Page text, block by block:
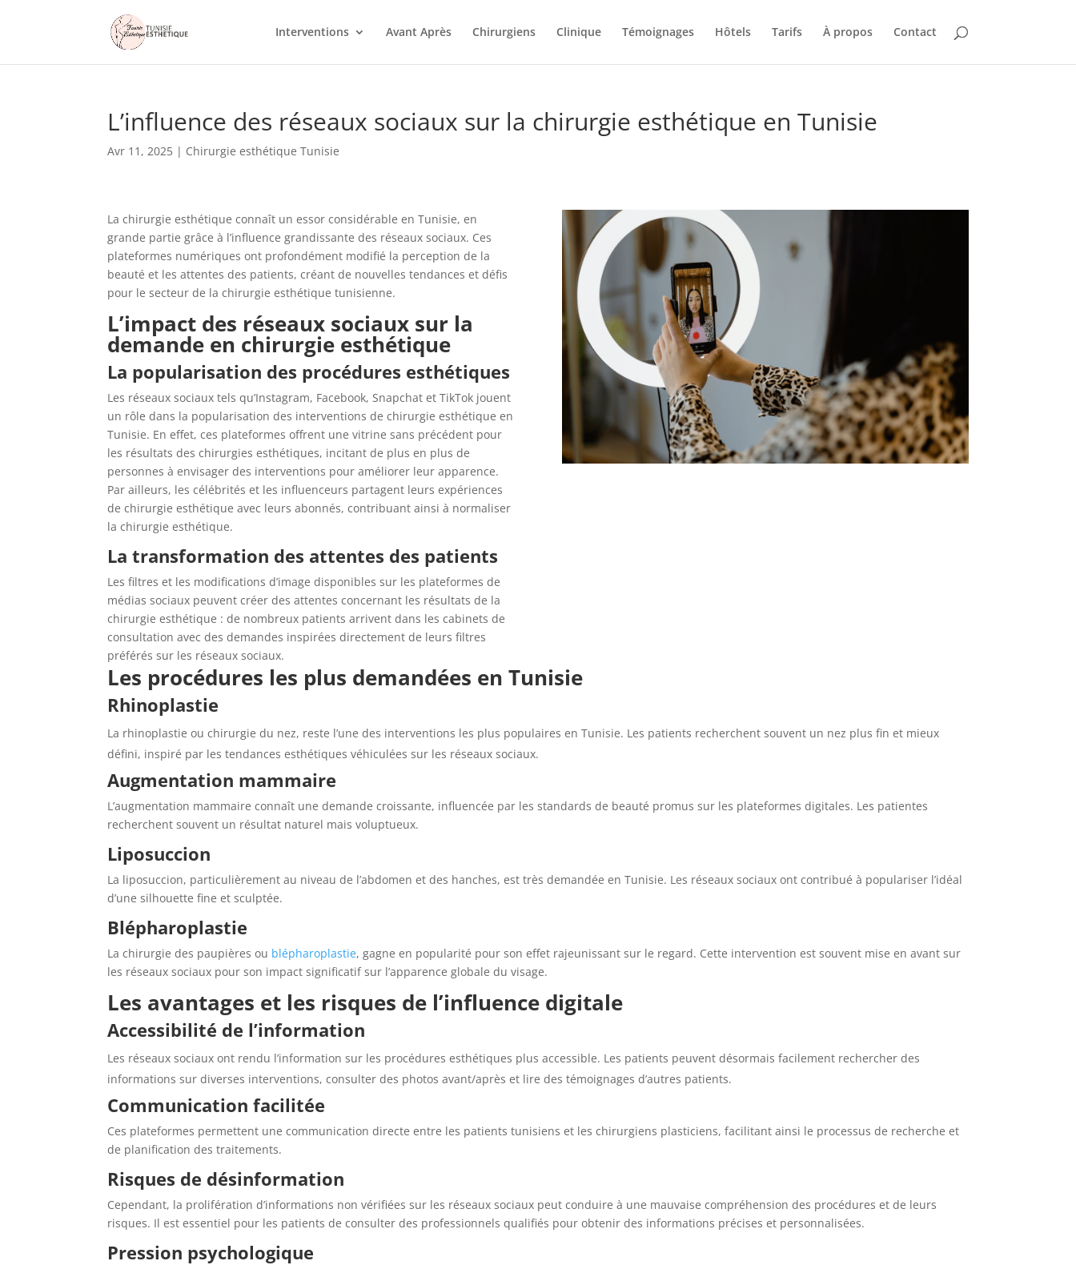
Interventions Avant Après Chirurgiens Clinique Témoignages Hôtels Tarifs À propos Contact
L’influence des réseaux sociaux sur la chirurgie esthétique en Tunisie
Avr 11, 2025 | Chirurgie esthétique Tunisie
La chirurgie esthétique connaît un essor considérable en Tunisie, en
grande partie grâce à l’influence grandissante des réseaux sociaux. Ces
plateformes numériques ont profondément modifié la perception de la
beauté et les attentes des patients, créant de nouvelles tendances et défis
pour le secteur de la chirurgie esthétique tunisienne.
L’impact des réseaux sociaux sur la
demande en chirurgie esthétique
La popularisation des procédures esthétiques
Les réseaux sociaux tels qu’Instagram, Facebook, Snapchat et TikTok jouent
un rôle dans la popularisation des interventions de chirurgie esthétique en
Tunisie. En effet, ces plateformes offrent une vitrine sans précédent pour
les résultats des chirurgies esthétiques, incitant de plus en plus de
personnes à envisager des interventions pour améliorer leur apparence.
Par ailleurs, les célébrités et les influenceurs partagent leurs expériences
de chirurgie esthétique avec leurs abonnés, contribuant ainsi à normaliser
la chirurgie esthétique.
La transformation des attentes des patients
Les filtres et les modifications d’image disponibles sur les plateformes de
médias sociaux peuvent créer des attentes concernant les résultats de la
chirurgie esthétique : de nombreux patients arrivent dans les cabinets de
consultation avec des demandes inspirées directement de leurs filtres
préférés sur les réseaux sociaux.
Les procédures les plus demandées en Tunisie
Rhinoplastie
La rhinoplastie ouchirurgie du nez, reste l’une des interventions les plus populaires en Tunisie. Les patients recherchent souvent un nez plus fin et mieux
défini, inspiré par les tendances esthétiques véhiculées sur les réseaux sociaux.
Augmentation mammaire
L’augmentation mammaire connaît une demande croissante, influencée par les standards de beauté promus sur les plateformes digitales. Les patientes
recherchent souvent un résultat naturel mais voluptueux.
Liposuccion
La liposuccion, particulièrement au niveau de l’abdomen et des hanches, est très demandée en Tunisie. Les réseaux sociaux ont contribué à populariser l’idéal
d’une silhouette fine et sculptée.
Blépharoplastie
La chirurgie des paupières ou blépharoplastie, gagne en popularité pour son effet rajeunissant sur le regard. Cette intervention est souvent mise en avant sur
les réseaux sociaux pour son impact significatif sur l’apparence globale du visage.
Les avantages et les risques de l’influence digitale
Accessibilité de l’information
Les réseaux sociaux ont rendu l’information sur les procédures esthétiques plus accessible. Les patients peuvent désormais facilement rechercher des
informations sur diverses interventions, consulter des photos avant/après et lire des témoignages d’autres patients.
Communication facilitée
Ces plateformes permettent une communication directe entre les patients tunisiens et les chirurgiens plasticiens, facilitant ainsi le processus de recherche et
de planification des traitements.
Risques de désinformation
Cependant, la prolifération d’informations non vérifiées sur les réseaux sociaux peut conduire à une mauvaise compréhension des procédures et de leurs
risques. Il est essentiel pour les patients de consulter des professionnels qualifiés pour obtenir des informations précises et personnalisées.
Pression psychologique